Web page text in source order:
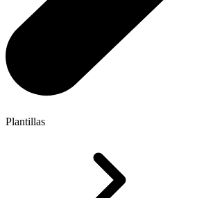
Plantillas